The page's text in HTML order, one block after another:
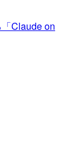
Claude on